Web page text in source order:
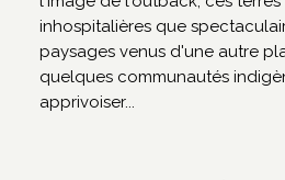
inhospitalières que
paysages venus d'une autre
quelques communautés
apprivoiser...